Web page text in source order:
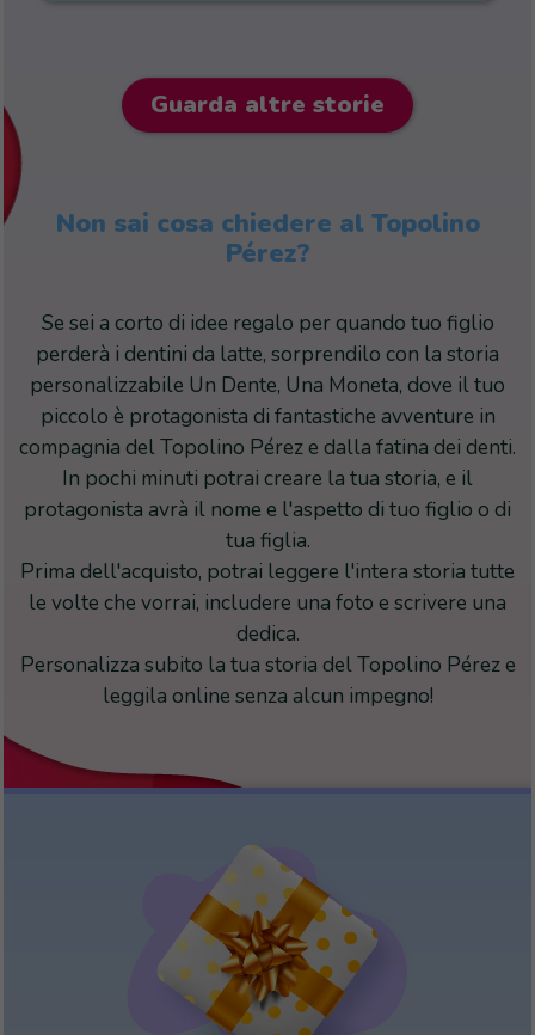
Guarda altre storie
Non sai cosa chiedere al Topolino
Pérez?
Se sei a corto di idee regalo per quando tuo figlio
perderà i dentini da latte, sorprendilo con la storia
personalizzabile Un Dente, Una Moneta, dove il tuo
piccolo è protagonista di fantastiche avventure in
compagnia del Topolino Pérez e dalla fatina dei denti.
In pochi minuti potrai creare la tua storia, e il
protagonista avrà il nome e l'aspetto di tuo figlio o di
tua figlia.
Prima dell'acquisto, potrai leggere l'intera storia tutte
le volte che vorrai, includere una foto e scrivere una
dedica.
Personalizza subito la tua storia del Topolino Pérez e
leggila online senza alcun impegno!